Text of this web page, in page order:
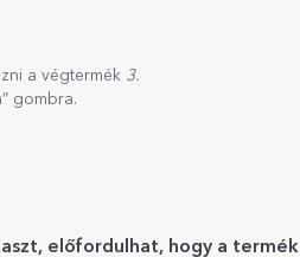
a végtermék 3.
gombra.
előfordulhat, hogy a termék